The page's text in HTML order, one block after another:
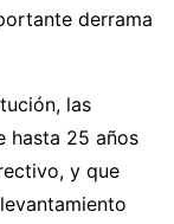
derrama
las
hasta 25 años
y que